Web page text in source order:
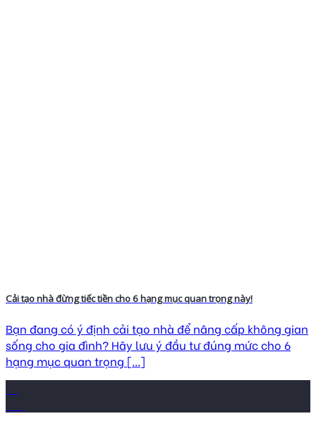
Cải tạo nhà đừng tiếc tiền cho 6 hạng mục quan trọng này!
Bạn đang có ý định cải tạo nhà để nâng cấp không gian
sống cho gia đình? Hãy lưu ý đầu tư đúng mức cho 6
hạng mục quan trọng [...]